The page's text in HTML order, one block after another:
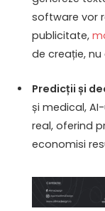
software vor
publicitate,
de creație,
Predicții și
și medical,
real, oferind
economisi